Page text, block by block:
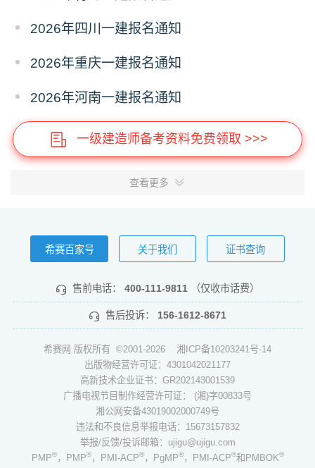
2026年四川一建报名通知
2026年重庆一建报名通知
2026年河南一建报名通知
一级建造师备考资料免费领取 >>>
查看更多
希赛百家号 关于我们 证书查询
售前电话： 400-111-9811 （仅收市话费）
售后投诉： 156-1612-8671
希赛网 版权所有 ©2001-2026 湘ICP备10203241号-14
出版物经营许可证：4301042021177
高新技术企业证书：GR202143001539
广播电视节目制作经营许可证： (湘)字00833号
湘公网安备43019002000749号
违法和不良信息举报电话：15673157832
举报/反馈/投诉邮箱：ujigu@ujigu.com
PMP®，PMP®，PMI-ACP®，PgMP®，PMI-ACP®和PMBOK®